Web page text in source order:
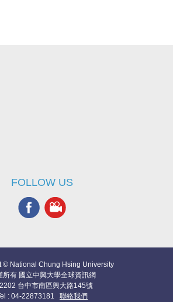
FOLLOW US
© National Chung Hsing University
所有 國立中興大學全球資訊網
台中市南區興大路145號
: 04-22873181 聯絡我們